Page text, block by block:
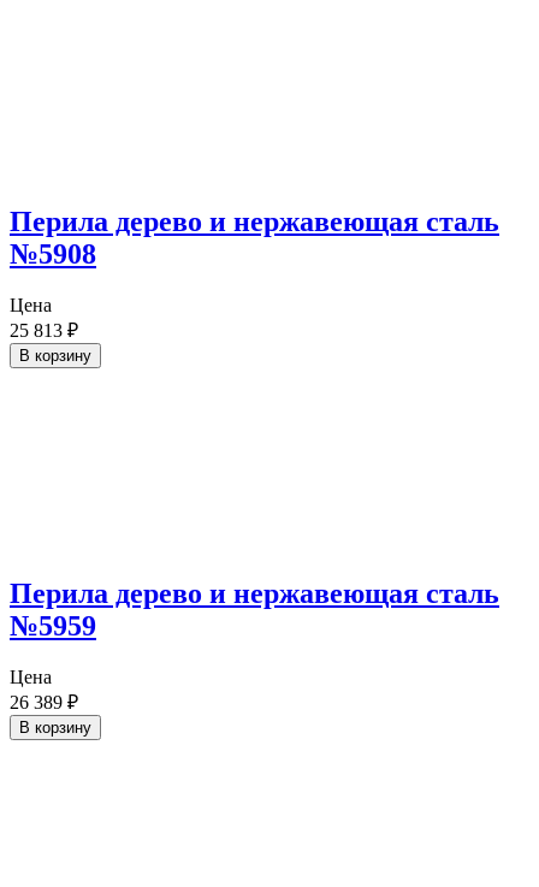
Перила дерево и нержавеющая сталь
№5908
Цена
25 813 ₽
В корзину
Перила дерево и нержавеющая сталь
№5959
Цена
26 389 ₽
В корзину